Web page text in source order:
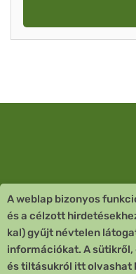
Vevőszolgálat
Quick Links
A weblap bizonyos
és a célzott
kal) gyűjt névtelen
információkat. A
és tiltásukról itt olvashat